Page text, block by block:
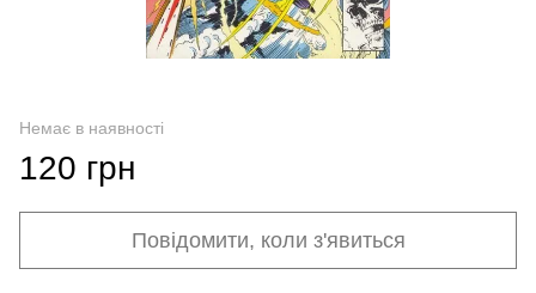
Немає в наявності
120 грн
Повідомити, коли з'явиться